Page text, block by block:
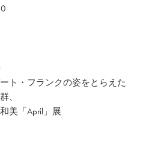
ト・フランクの姿をとらえた
、
美「April」展